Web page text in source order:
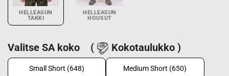
HELLEASUN
TAKKI
HELLEASUN
HOUSUT
Valitse SA koko ( Kokotaulukko )
Small Short (648) Medium Short (650)